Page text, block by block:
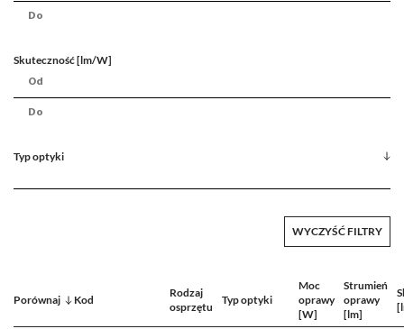
Skuteczność [lm/W]
Typ optyki
WYCZYŚĆ FILTRY
Porównaj Kod
Rodzaj
osprzętu
Typ optyki
Moc
oprawy
[W]
Strumień
oprawy
[lm]